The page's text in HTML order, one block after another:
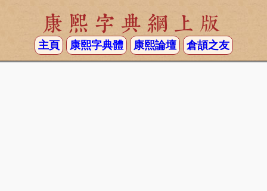
康熙字典網上版
主頁 康熙字典體 康熙論壇 倉頡之友